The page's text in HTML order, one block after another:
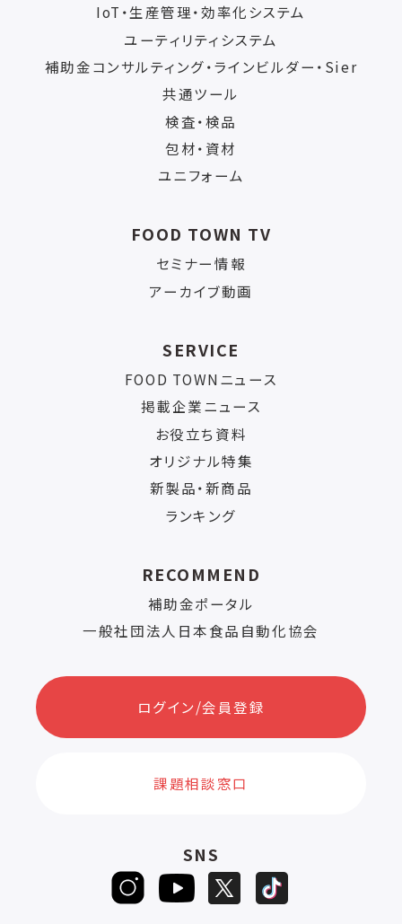
IoT・生産管理・効率化システム
ユーティリティシステム
補助金コンサルティング・ラインビルダー・Sier
共通ツール
検査・検品
包材・資材
ユニフォーム
FOOD TOWN TV
セミナー情報
アーカイブ動画
SERVICE
FOOD TOWNニュース
掲載企業ニュース
お役立ち資料
オリジナル特集
新製品・新商品
ランキング
RECOMMEND
補助金ポータル
一般社団法人日本食品自動化協会
ログイン/会員登録
課題相談窓口
SNS